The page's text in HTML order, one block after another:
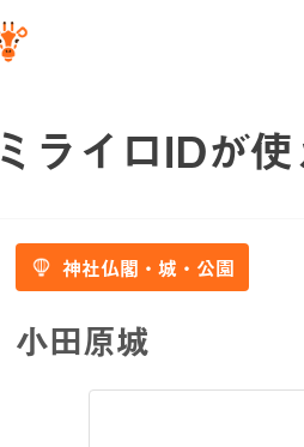
ミライロIDが
神社仏閣・城・公園
小田原城